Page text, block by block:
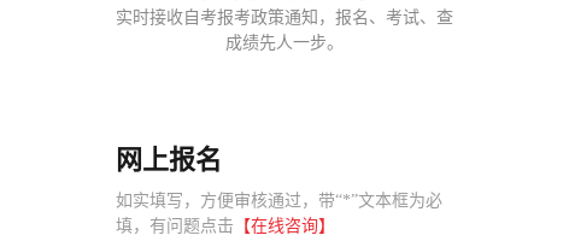
实时接收自考报考政策通知，报名、考试、查
成绩先人一步。
网上报名
如实填写，方便审核通过，带“*”文本框为必
填，有问题点击 【在线咨询】